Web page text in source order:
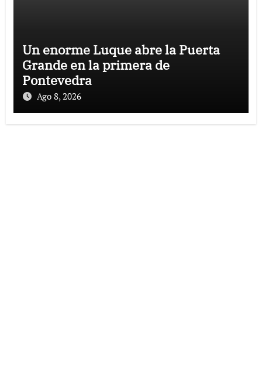
Un enorme Luque abre la Puerta
Grande en la primera de
Pontevedra
Ago 8, 2026